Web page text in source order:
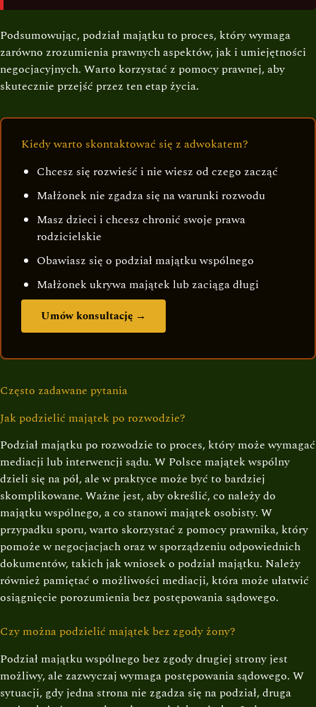
Podsumowując, podział majątku to proces, który wymaga
zarówno zrozumienia prawnych aspektów, jak i umiejętności
negocjacyjnych. Warto korzystać z pomocy prawnej, aby
skutecznie przejść przez ten etap życia.
Kiedy warto skontaktować się z adwokatem?
Chcesz się rozwieść i nie wiesz od czego zacząć
Małżonek nie zgadza się na warunki rozwodu
Masz dzieci i chcesz chronić swoje prawa
rodzicielskie
Obawiasz się o podział majątku wspólnego
Małżonek ukrywa majątek lub zaciąga długi
Umów konsultację →
Często zadawane pytania
Jak podzielić majątek po rozwodzie?
Podział majątku po rozwodzie to proces, który może wymagać
mediacji lub interwencji sądu. W Polsce majątek wspólny
dzieli się na pół, ale w praktyce może być to bardziej
skomplikowane. Ważne jest, aby określić, co należy do
majątku wspólnego, a co stanowi majątek osobisty. W
przypadku sporu, warto skorzystać z pomocy prawnika, który
pomoże w negocjacjach oraz w sporządzeniu odpowiednich
dokumentów, takich jak wniosek o podział majątku. Należy
również pamiętać o możliwości mediacji, która może ułatwić
osiągnięcie porozumienia bez postępowania sądowego.
Czy można podzielić majątek bez zgody żony?
Podział majątku wspólnego bez zgody drugiej strony jest
możliwy, ale zazwyczaj wymaga postępowania sądowego. W
sytuacji, gdy jedna strona nie zgadza się na podział, druga